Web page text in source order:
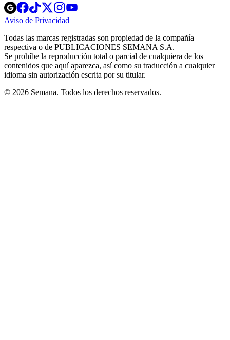
Opens
in
new
Opens
in
new
Opens
in
new
window
Opens
new
windowwindow
Aviso de Privacidad
new
window
Todas las marcas registradas son propiedad de la compañía
respectiva o de PUBLICACIONES SEMANA S.A.
Se prohíbe la reproducción total o parcial de cualquiera de los
contenidos que aquí aparezca, así como su traducción a cualquier
idioma sin autorización escrita por su titular.
© 2026 Semana. Todos los derechos reservados.